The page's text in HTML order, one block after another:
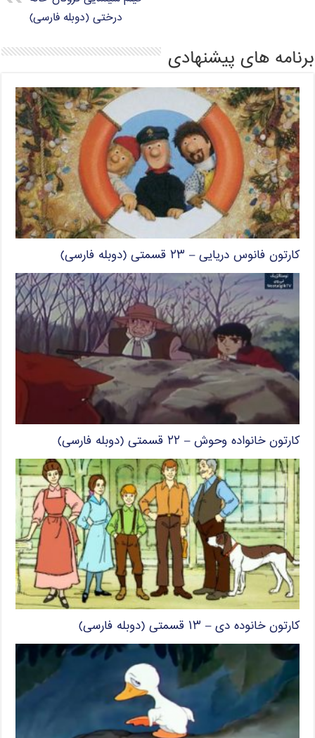
درختی (دوبله فارسی)
برنامه های پیشنهادی
کارتون فانوس دریایی – ۲۳ قسمتی (دوبله فارسی)
کارتون خانواده وحوش – ۲۲ قسمتی (دوبله فارسی)
کارتون خانوده دی – ۱۳ قسمتی (دوبله فارسی)